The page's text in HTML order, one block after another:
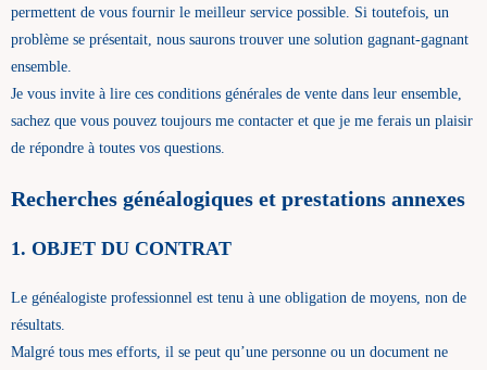
permettent de vous fournir le meilleur service possible. Si toutefois, un
problème se présentait, nous saurons trouver une solution gagnant-gagnant
ensemble.
Je vous invite à lire ces conditions générales de vente dans leur ensemble,
sachez que vous pouvez toujours me contacter et que je me ferais un plaisir
de répondre à toutes vos questions.
Recherches généalogiques et prestations annexes
1. OBJET DU CONTRAT
Le généalogiste professionnel est tenu à une obligation de moyens, non de
résultats.
Malgré tous mes efforts, il se peut qu’une personne ou un document ne